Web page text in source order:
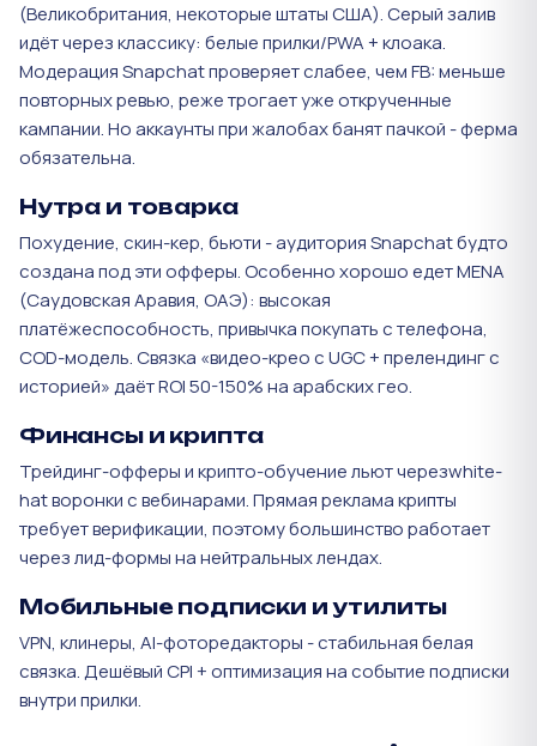
(Великобритания, некоторые штаты США). Серый залив
идёт через классику: белые прилки/PWA + клоака.
Модерация Snapchat проверяет слабее, чем FB: меньше
повторных ревью, реже трогает уже открученные
кампании. Но аккаунты при жалобах банят пачкой - ферма
обязательна.
Нутра и товарка
Похудение, скин-кер, бьюти - аудитория Snapchat будто
создана под эти офферы. Особенно хорошо едет MENA
(Саудовская Аравия, ОАЭ): высокая
платёжеспособность, привычка покупать с телефона,
COD-модель. Связка «видео-крео с UGC + прелендинг с
историей» даёт ROI 50-150% на арабских гео.
Финансы и крипта
Трейдинг-офферы и крипто-обучение льют черезwhite-
hat воронки с вебинарами. Прямая реклама крипты
требует верификации, поэтому большинство работает
через лид-формы на нейтральных лендах.
Мобильные подписки и утилиты
VPN, клинеры, AI-фоторедакторы - стабильная белая
связка. Дешёвый CPI + оптимизация на событие подписки
внутри прилки.